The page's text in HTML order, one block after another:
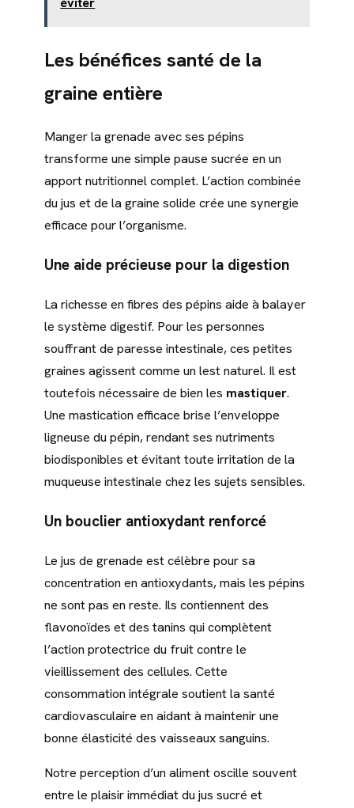
Les bénéfices santé de la
graine entière
Manger la grenade avec ses pépins
transforme une simple pause sucrée en un
apport nutritionnel complet. L’action combinée
du jus et de la graine solide crée une synergie
efficace pour l’organisme.
Une aide précieuse pour la digestion
La richesse en fibres des pépins aide à balayer
le système digestif. Pour les personnes
souffrant de paresse intestinale, ces petites
graines agissent comme un lest naturel. Il est
toutefois nécessaire de bien les mastiquer.
Une mastication efficace brise l’enveloppe
ligneuse du pépin, rendant ses nutriments
biodisponibles et évitant toute irritation de la
muqueuse intestinale chez les sujets sensibles.
Un bouclier antioxydant renforcé
Le jus de grenade est célèbre pour sa
concentration en antioxydants, mais les pépins
ne sont pas en reste. Ils contiennent des
flavonoïdes et des tanins qui complètent
l’action protectrice du fruit contre le
vieillissement des cellules. Cette
consommation intégrale soutient la santé
cardiovasculaire en aidant à maintenir une
bonne élasticité des vaisseaux sanguins.
Notre perception d’un aliment oscille souvent
entre le plaisir immédiat du jus sucré et